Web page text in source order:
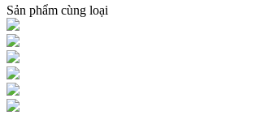
Sản phẩm cùng loại